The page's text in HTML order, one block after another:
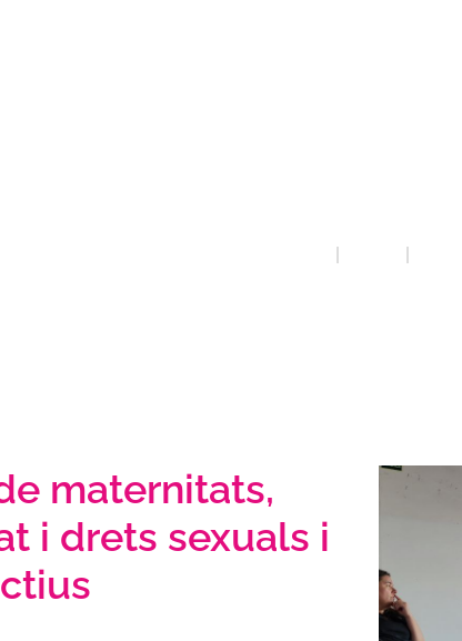
maternitats,
i drets sexuals i